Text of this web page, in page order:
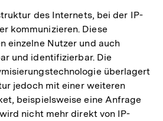
des Internets, bei der IP-
kommunizieren. Diese
einzelne Nutzer und auch
und identifizierbar. Die
überlagert
jedoch mit einer weiteren
beispielsweise eine Anfrage
nicht mehr direkt von IP-